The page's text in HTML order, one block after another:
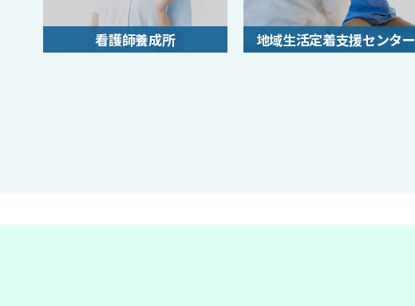
看護師養成所 地域生活定着支援センター